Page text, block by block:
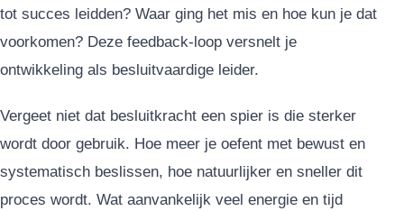
tot succes leidden? Waar ging het mis en hoe kun je dat
voorkomen? Deze feedback-loop versnelt je
ontwikkeling als besluitvaardige leider.
Vergeet niet dat besluitkracht een spier is die sterker
wordt door gebruik. Hoe meer je oefent met bewust en
systematisch beslissen, hoe natuurlijker en sneller dit
proces wordt. Wat aanvankelijk veel energie en tijd